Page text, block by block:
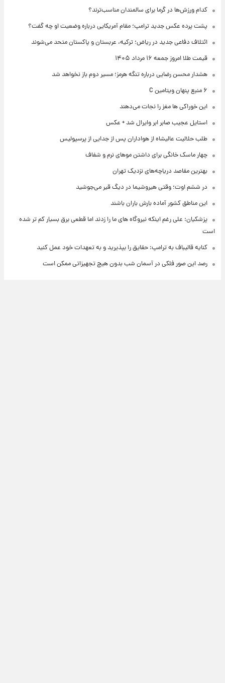
کدام ورزش‌ها در گرما برای سالمندان مناسب‌ترند؟
پشت پرده عکس جدید ترامپ؛ مقام آمریکایی درباره وضعیت او چه گفت؟
ائتلاف دفاعی جدید در ریاض؛ ترکیه، عربستان و پاکستان متحد می‌شوند
قیمت طلا امروز جمعه ۱۶ مرداد ۱۴۰۵
هشدار محسن رضایی درباره تنگه هرمز؛ مسیر دوم باز نخواهد شد
۶ منبع پنهان ویتامین C
این خوراکی ها مغز را نجات می‌دهند
استایل عجیب صابر ابر وایرال شد + عکس
طلب حلالیت عالیشاه از هواداران پس از جدایی از پرسپولیس
چهار ماسک خانگی برای داشتن موهای نرم و شفاف
بهترین مقاصد دریاچه‌های نزدیک تهران
در ششم اوت؛ وقتی هیروشیما در دیگ قیر می‌جوشید
این مناطق کشور آماده بارش باران باشند
پزشکیان: علی رغم اینکه نیروگاه های ما را زدند اما قطعی برق بسیار کم تر شده
است
کنایه قالیباف به ترامپ: حقایق را بپذیرید و به تعهدات خود عمل کنید
رصد این صور فلکی در آسمان شب بدون هیچ تجهیزاتی ممکن است